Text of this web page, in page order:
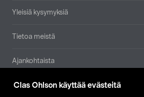
Clas Ohlson käyttää evästeitä
Yleisiä kysymyksiä
Tietoa meistä
Ajankohtaista
Muut yrityksemme